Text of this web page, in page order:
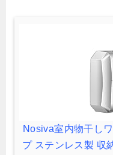
Nosiva室内物干し
プ ステンレス製 収